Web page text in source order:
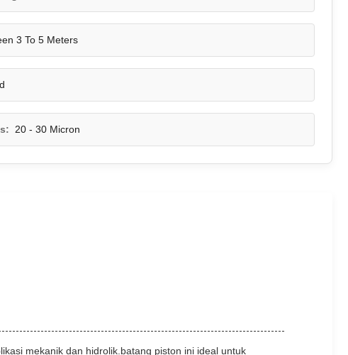
3 To 5 Meters
20 - 30 Micron
mekanik dan hidrolik.batang piston ini ideal untuk